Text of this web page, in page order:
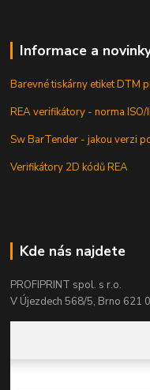
Informace a
Barevné tiskárny etiket DTM
REA verifikátory - norma
Sw BarTender - jakou verzi
Verifikátory 2D kódů REA
Kde nás najdete
PROFIPRINT spol. s r.o.
V Újezdech 568/5, Brno 621